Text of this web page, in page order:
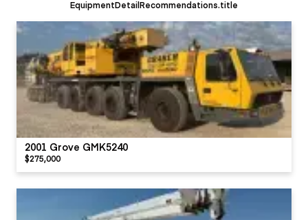
EquipmentDetailRecommendations.title
2001 Grove GMK5240
$275,000